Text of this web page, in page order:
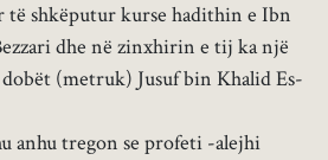
shkëputur kurse hadithin e Ibn
dhe në zinxhirin e tij ka një
(metruk) Jusuf bin Khalid Es-
anhu tregon se profeti -alejhi